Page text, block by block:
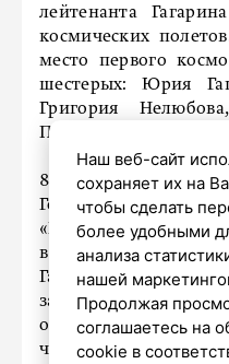
лейтенанта
космических
место первого
шестерых: Юрия
Григория
Павла Поповича и
8 апреля 1961
Госкомиссии по
«Восток», на
в космос. Было
Гагарина, а
запасного
осуществилась
человечества:
Наш веб-сайт
сохраняет их на
чтобы сделать
более удобными
анализа
нашей
Продолжая
соглашаетесь на
cookie в